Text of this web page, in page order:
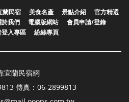
蘭民宿 美食名產 景點介紹
官方精選
於我們 電腦版網站
會員申請/登錄
入專區
紛絲專頁
宜蘭民宿網
傳真：06-2899813